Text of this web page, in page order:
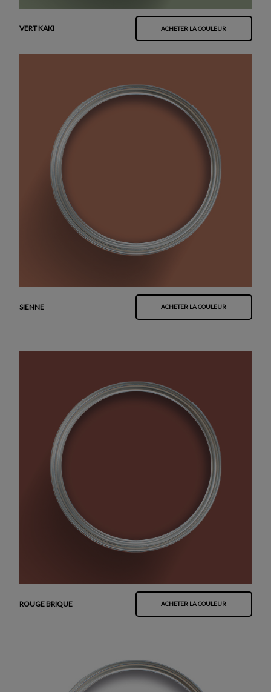
VERT KAKI ACHETER LA COULEUR
SIENNE ACHETER LA COULEUR
ROUGE BRIQUE ACHETER LA COULEUR